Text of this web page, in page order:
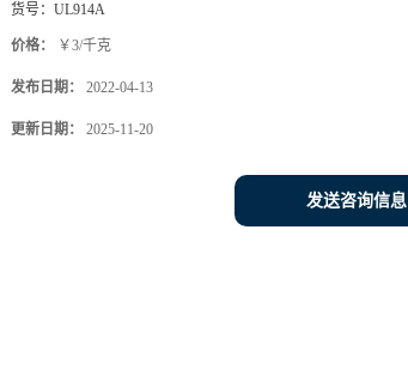
货号： UL914A
价格： ￥3/千克
发布日期： 2022-04-13
更新日期： 2025-11-20
发送咨询信息